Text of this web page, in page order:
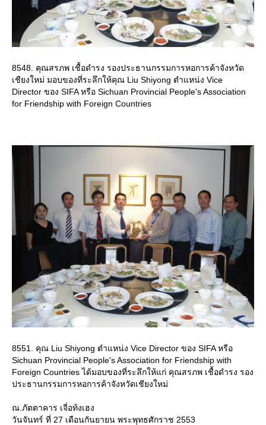
8548. คุณสรภพ เชื้อดำรง รองประธานกรรมการหอการค้าจังหวัด
เชียงใหม่ มอบของที่ระลึกให้คุณ Liu Shiyong ตำแหน่ง Vice
Director ของ SIFA หรือ Sichuan Provincial People's Association
for Friendship with Foreign Countries
8551. คุณ Liu Shiyong ตำแหน่ง Vice Director ของ SIFA หรือ
Sichuan Provincial People's Association for Friendship with
Foreign Countries ได้มอบของที่ระลึกให้แก่ คุณสรภพ เชื้อดำรง รอง
ประธานกรรมการหอการค้าจังหวัดเชียงใหม่
ณ.ภัตตาคาร เจี่อท้งเฮง
วันจันทร์ ที่ 27 เดือนกันยายน พระพุทธศักราช 2553